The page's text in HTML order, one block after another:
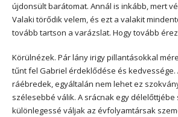
újdonsült barátomat. Annál is inkább, mert
Valaki törődik velem, és ezt a valakit
tovább tartson a varázslat. Hogy tovább
Körülnézek. Pár lány irigy pillantásokkal
tűnt fel Gabriel érdeklődése és kedvessége.
ráébredek, egyáltalán nem lehet ez
szélesebbé válik. A srácnak egy délelőttjébe
különlegessé váljak az évfolyamtársak